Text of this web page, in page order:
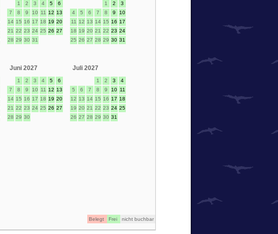
1 2 3 4 5
6
7
8 9 10 11 12 13
14 15 16 17 18 19 20
21 22 23 24 25 26 27
28 29 30 31
1 2
3
4
5 6 7 8 9
10
11
12 13 14 15 16 17
18 19 20 21 22 23 24
25 26 27 28 29 30 31
Juni 2027
1 2 3 4 5
6
7
8 9 10 11 12 13
14 15 16 17 18 19 20
21 22 23 24 25 26 27
28 29 30
Juli 2027
1 2 3
4
5
6 7 8 9 10 11
12 13 14 15 16 17 18
19 20 21 22 23 24 25
26 27 28 29 30 31
Belegt Frei nicht buchbar